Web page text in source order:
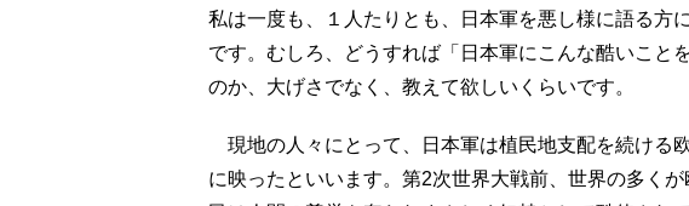
私は一度も、１人たりとも、日本軍を悪し様に語る方
です。むしろ、どうすれば「日本軍にこんな酷いこと
のか、大げさでなく、教えて欲しいくらいです。
現地の人々にとって、日本軍は植民地支配を続ける
に映ったといいます。第2次世界大戦前、世界の多く